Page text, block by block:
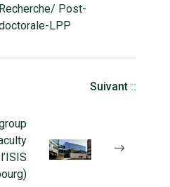
Recherche/ Post-
LPP
Suivant ::